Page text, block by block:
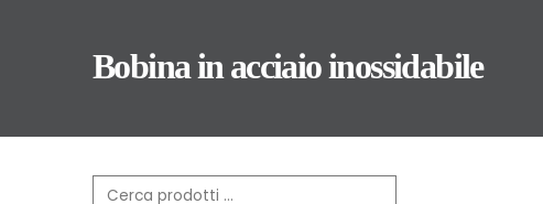
Bobina in acciaio inossidabile